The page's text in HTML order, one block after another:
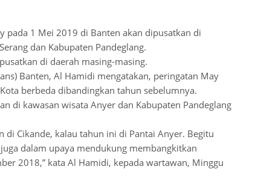
pada 1 Mei 2019 di Banten akan dipusatkan di
dan Kabupaten Pandeglang.
di daerah masing-masing.
Banten, Al Hamidi mengatakan, peringatan May
berbeda dibandingkan tahun sebelumnya.
di kawasan wisata Anyer dan Kabupaten Pandeglang
di Cikande, kalau tahun ini di Pantai Anyer. Begitu
dalam upaya mendukung membangkitkan
2018,” kata Al Hamidi, kepada wartawan, Minggu